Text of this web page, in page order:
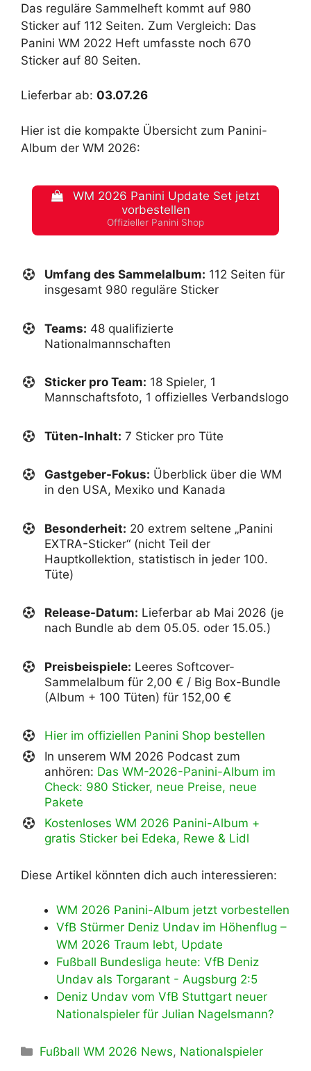
Das reguläre Sammelheft kommt auf 980
Sticker auf 112 Seiten. Zum Vergleich: Das
Panini WM 2022 Heft umfasste noch 670
Sticker auf 80 Seiten.
Lieferbar ab: 03.07.26
Hier ist die kompakte Übersicht zum Panini-
Album der WM 2026:
WM 2026 Panini Update Set jetzt
vorbestellen
Offizieller Panini Shop
Umfang des Sammelalbum: 112 Seiten für
insgesamt 980 reguläre Sticker
Teams: 48 qualifizierte
Nationalmannschaften
Sticker pro Team: 18 Spieler, 1
Mannschaftsfoto, 1 offizielles Verbandslogo
Tüten-Inhalt: 7 Sticker pro Tüte
Gastgeber-Fokus: Überblick über die WM
in den USA, Mexiko und Kanada
Besonderheit: 20 extrem seltene „Panini
EXTRA-Sticker“ (nicht Teil der
Hauptkollektion, statistisch in jeder 100.
Tüte)
Release-Datum: Lieferbar ab Mai 2026 (je
nach Bundle ab dem 05.05. oder 15.05.)
Preisbeispiele: Leeres Softcover-
Sammelalbum für 2,00 € / Big Box-Bundle
(Album + 100 Tüten) für 152,00 €
Hier im offiziellen Panini Shop bestellen
In unserem WM 2026 Podcast zum
anhören: Das WM-2026-Panini-Album im
Check: 980 Sticker, neue Preise, neue
Pakete
Kostenloses WM 2026 Panini-Album +
gratis Sticker bei Edeka, Rewe & Lidl
Diese Artikel könnten dich auch interessieren:
WM 2026 Panini-Album jetzt vorbestellen
VfB Stürmer Deniz Undav im Höhenflug –
WM 2026 Traum lebt, Update
Fußball Bundesliga heute: VfB Deniz
Undav als Torgarant - Augsburg 2:5
Deniz Undav vom VfB Stuttgart neuer
Nationalspieler für Julian Nagelsmann?
Kategorien
Fußball WM 2026 News, Nationalspieler